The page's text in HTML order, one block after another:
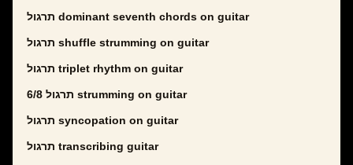
תרגול dominant seventh chords on guitar
תרגול shuffle strumming on guitar
תרגול triplet rhythm on guitar
תרגול 6/8 strumming on guitar
תרגול syncopation on guitar
תרגול transcribing guitar